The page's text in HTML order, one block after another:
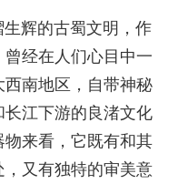
辉的古蜀文明，作
经在人们心目中一
南地区，自带神秘
江下游的良渚文化
来看，它既有和其
又有独特的审美意